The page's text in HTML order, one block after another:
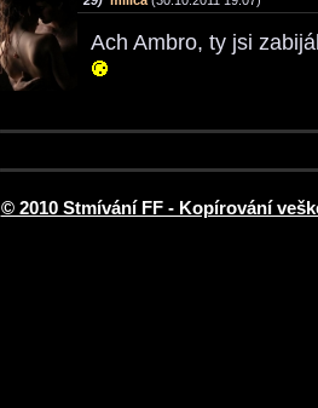
Ach Ambro, ty jsi
© 2010 Stmívání FF - Kopírování